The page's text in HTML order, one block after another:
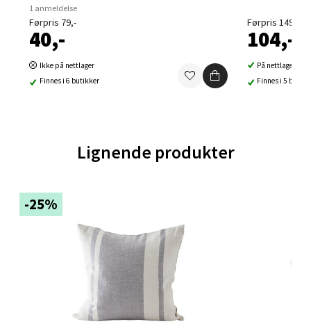
1 anmeldelse
Førpris 79,-
40,-
Ikke på nettlager
Finnes i 6 butikker
Førpris 149,-
104,-
På nettlager
Finnes i 5
Lignende produkter
-25%
0 i butikk
Velg
Ski Storsenter, Jernbanesvingen 6, 1400 Ski
0 i butikk
Sortland - Sortland Storsenter